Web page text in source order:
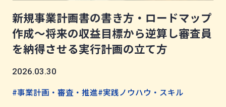
新規事業計画書の書き方・ロードマップ
作成～将来の収益目標から逆算し審査員
を納得させる実行計画の立て方
2026.03.30
#事業計画・審査・推進#実践ノウハウ・スキル